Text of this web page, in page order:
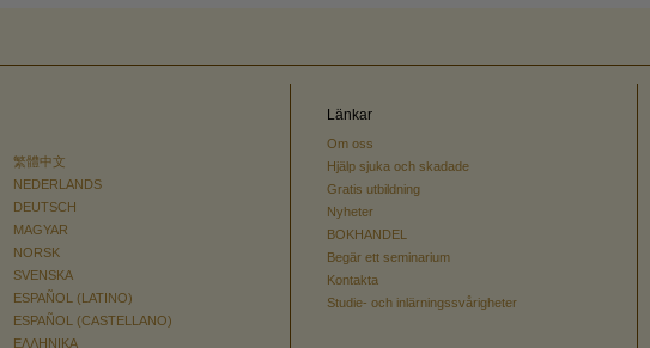
繁體中文
NEDERLANDS
DEUTSCH
MAGYAR
NORSK
SVENSKA
ESPAÑOL (LATINO)
ESPAÑOL (CASTELLANO)
ΕΛΛΗΝΙΚA
Länkar
Om oss
Hjälp sjuka och skadade
Gratis utbildning
Nyheter
BOKHANDEL
Begär ett seminarium
Kontakta
Studie- och inlärningssvårigheter